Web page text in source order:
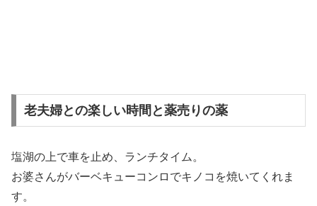
老夫婦との楽しい時間と薬売りの薬
塩湖の上で車を止め、ランチタイム。
お婆さんがバーベキューコンロでキノコを焼いてくれま
す。